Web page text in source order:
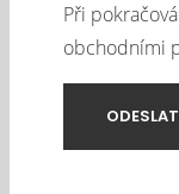
Při
obchodními